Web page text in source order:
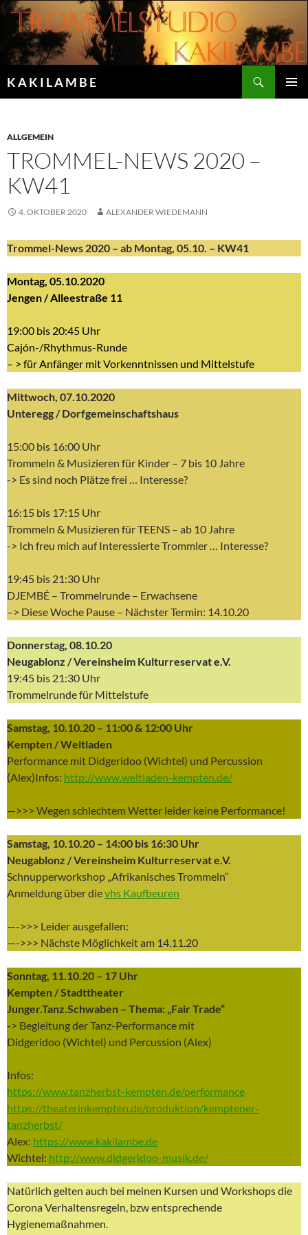
Zum
Inhalt
springen
K A K I L A M B E
ALLGEMEIN
TROMMEL-NEWS 2020 –
KW41
4. OKTOBER 2020 ALEXANDER WIEDEMANN
Trommel-News 2020 – ab Montag, 05.10. – KW41
Montag, 05.10.2020
Jengen / Alleestraße 11
19:00 bis 20:45 Uhr
Cajón-/Rhythmus-Runde
– > für Anfänger mit Vorkenntnissen und Mittelstufe
Mittwoch, 07.10.2020
Unteregg / Dorfgemeinschaftshaus
15:00 bis 16:00 Uhr
Trommeln & Musizieren für Kinder – 7 bis 10 Jahre
-> Es sind noch Plätze frei … Interesse?
16:15 bis 17:15 Uhr
Trommeln & Musizieren für TEENS – ab 10 Jahre
-> Ich freu mich auf Interessierte Trommler … Interesse?
19:45 bis 21:30 Uhr
DJEMBÉ – Trommelrunde – Erwachsene
–> Diese Woche Pause – Nächster Termin: 14.10.20
Donnerstag, 08.10.20
Neugablonz / Vereinsheim Kulturreservat e.V.
19:45 bis 21:30 Uhr
Trommelrunde für Mittelstufe
Samstag, 10.10.20 – 11:00 & 12:00 Uhr
Kempten / Weltladen
Performance mit Didgeridoo (Wichtel) und Percussion
(Alex)Infos: http://www.weltladen-kempten.de/
—>>> Wegen schlechtem Wetter leider keine Performance!
Samstag, 10.10.20 – 14:00 bis 16:30 Uhr
Neugablonz / Vereinsheim Kulturreservat e.V.
Schnupperworkshop „Afrikanisches Trommeln“
Anmeldung über dievhs Kaufbeuren
—->>> Leider ausgefallen:
—->>> Nächste Möglichkeit am 14.11.20
Sonntag, 11.10.20 – 17 Uhr
Kempten / Stadttheater
Junger.Tanz.Schwaben – Thema: „Fair Trade“
-> Begleitung der Tanz-Performance mit
Didgeridoo (Wichtel) und Percussion (Alex)
Infos:
https://www.tanzherbst-kempten.de/performance
https://theaterinkempten.de/produktion/kemptener-
tanzherbst/
Alex: https://www.kakilambe.de
Wichtel: http://www.didgeridoo-musik.de/
Natürlich gelten auch bei meinen Kursen und Workshops die
Corona Verhaltensregeln, bzw entsprechende
Hygienemaßnahmen.